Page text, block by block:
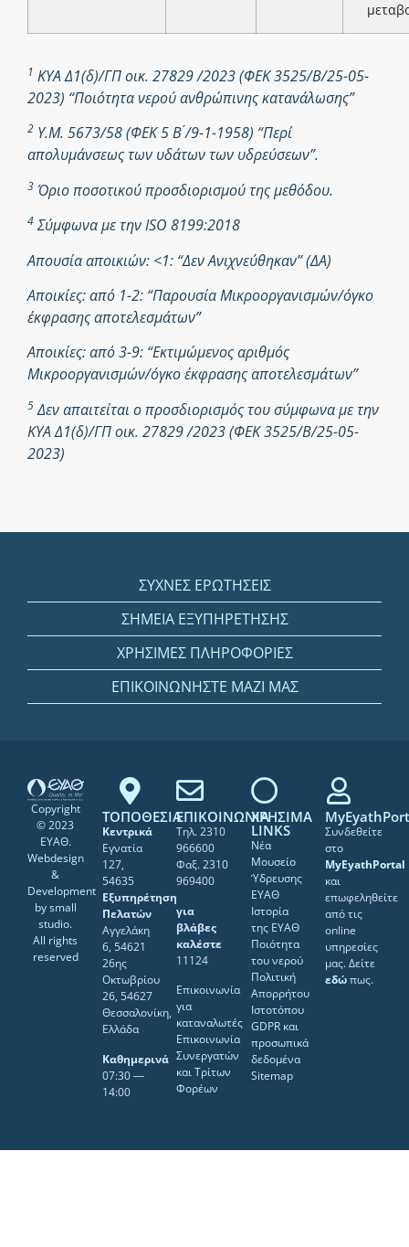
1 ΚΥΑ Δ1(δ)/ΓΠ οικ. 27829 /2023 (ΦΕΚ 3525/Β/25-05-
2023) “Ποιότητα νερού ανθρώπινης κατανάλωσης”
2 Υ.Μ. 5673/58 (ΦΕΚ 5 Β ́/9-1-1958) “Περί
απολυμάνσεως των υδάτων των υδρεύσεων”.
3 Όριο ποσοτικού προσδιορισμού της μεθόδου.
4Σύμφωνα με την ISO 8199:2018
Απουσία αποικιών: <1: “Δεν Ανιχνεύθηκαν” (ΔΑ)
Αποικίες: από 1-2: “Παρουσία Μικροοργανισμών/όγκο
έκφρασης αποτελεσμάτων”
Αποικίες: από 3-9: “Εκτιμώμενος αριθμός
Μικροοργανισμών/όγκο έκφρασης αποτελεσμάτων”
5Δεν απαιτείται ο προσδιορισμός του σύμφωνα με την
ΚΥΑ Δ1(δ)/ΓΠ οικ. 27829 /2023 (ΦΕΚ 3525/Β/25-05-
2023)
ΣΥΧΝΕΣ ΕΡΩΤΗΣΕΙΣ
ΣΗΜΕΙΑ ΕΞΥΠΗΡΕΤΗΣΗΣ
ΧΡΗΣΙΜΕΣ ΠΛΗΡΟΦΟΡΙΕΣ
ΕΠΙΚΟΙΝΩΝΗΣΤΕ ΜΑΖΙ ΜΑΣ
Copyright
© 2023
ΕΥΑΘ.
Webdesign
&
Development
bysmall
studio.
All rights
reserved
ΤΟΠΟΘΕΣΙΑ
Κεντρικά
Εγνατία
127,
54635
Εξυπηρέτηση
Πελατών
Αγγελάκη
6, 54621
26ης
Οκτωβρίου
26, 54627
Θεσσαλονίκη,
Ελλάδα
Καθημερινά
07:30 ―
14:00
ΕΠΙΚΟΙΝΩΝΙΑ
Τηλ. 2310
966600
Φαξ. 2310
969400
για
βλάβες
καλέστε
11124
Επικοινωνία
για
καταναλωτές
Επικοινωνία
Συνεργατών
και Τρίτων
Φορέων
ΧΡΗΣΙΜΑ
LINKS
Νέα
Μουσείο
Ύδρευσης
ΕΥΑΘ
Ιστορία
της ΕΥΑΘ
Ποιότητα
του νερού
Πολιτική
Απορρήτου
Ιστοτόπου
GDPR και
προσωπικά
δεδομένα
Sitemap
Συνδεθείτε
στο
MyEyathPortal
και
επωφεληθείτε
από τις
online
υπηρεσίες
μας. Δείτε
εδώπως.